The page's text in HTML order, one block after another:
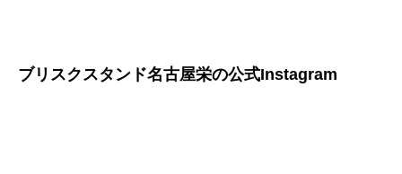
ブリスクスタンド名古屋栄の公式Instagram